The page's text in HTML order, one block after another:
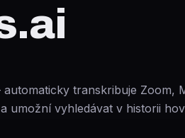
transkribuje Zoom,
umožní vyhledávat v historii